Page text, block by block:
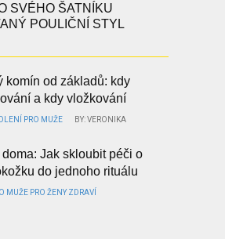
SVÉHO ŠATNÍKU
POULIČNÍ STYL
komín od základů: kdy
a kdy vložkování
PRO MUŽE BY: VERONIKA
Jak skloubit péči o
do jednoho rituálu
MUŽE PRO ŽENY ZDRAVÍ